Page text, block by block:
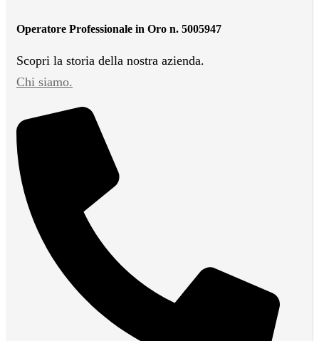
Operatore Professionale in Oro n. 5005947
Scopri la storia della nostra azienda.
Chi siamo.